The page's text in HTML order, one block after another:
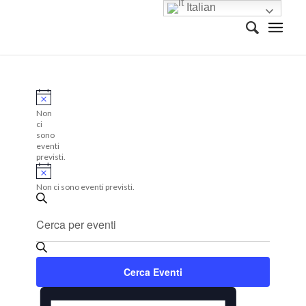
Non
ci
sono
eventi
previsti.
Non ci sono eventi previsti.
Eventi
Ricerca
e
viste
Navigazione
Parola
Chiave.
Cerca
per
Parola
Cerca Eventi
Evento
Italian